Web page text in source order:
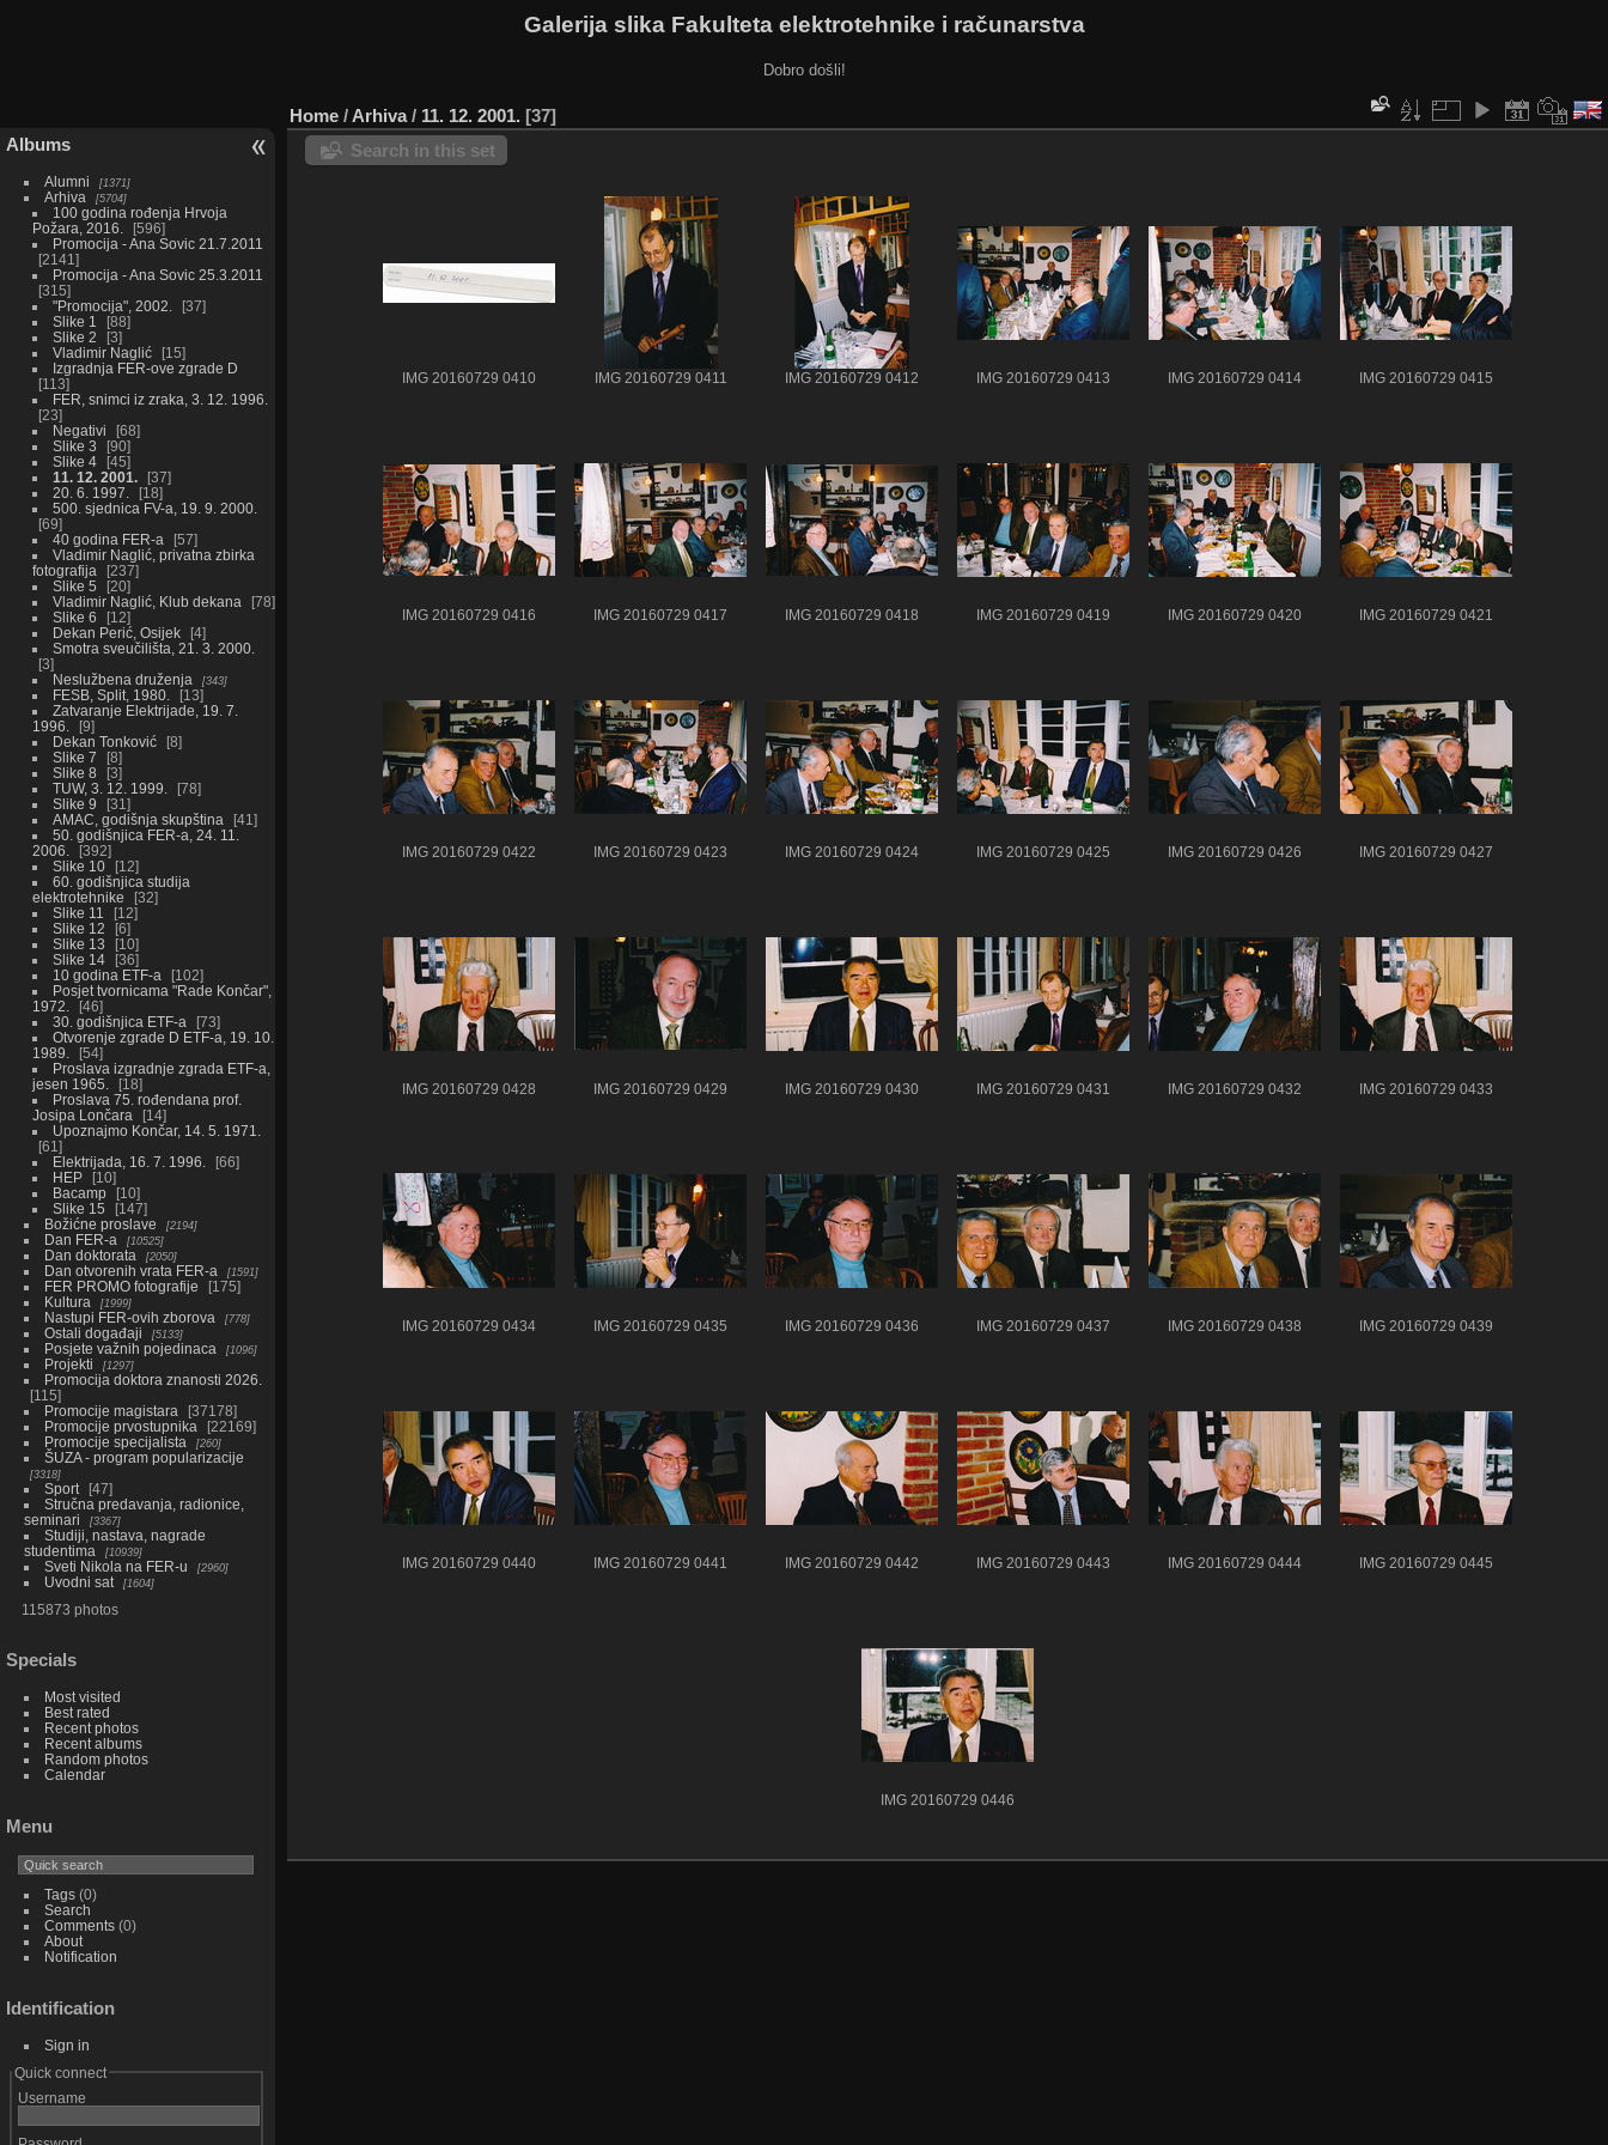
Galerija slika Fakulteta elektrotehnike i računarstva
Dobro došli!
Albums
Alumni 1371
Arhiva 5704
100 godina rođenja Hrvoja
Požara, 2016.
596
Promocija - Ana Sovic 21.7.2011
2141
Promocija - Ana Sovic 25.3.2011
315
"Promocija", 2002.
37
Slike 1
88
Slike 2
3
Vladimir Naglić
15
Izgradnja FER-ove zgrade D
113
FER, snimci iz zraka, 3. 12. 1996.
23
Negativi
68
Slike 3
90
Slike 4
45
11. 12. 2001.
37
20. 6. 1997.
18
500. sjednica FV-a, 19. 9. 2000.
69
40 godina FER-a
57
Vladimir Naglić, privatna zbirka
fotografija
237
Slike 5
20
Vladimir Naglić, Klub dekana
78
Slike 6
12
Dekan Perić, Osijek
4
Smotra sveučilišta, 21. 3. 2000.
3
Neslužbena druženja
343
FESB, Split, 1980.
13
Zatvaranje Elektrijade, 19. 7.
1996.
9
Dekan Tonković
8
Slike 7
8
Slike 8
3
TUW, 3. 12. 1999.
78
Slike 9
31
AMAC, godišnja skupština
41
50. godišnjica FER-a, 24. 11.
2006.
392
Slike 10
12
60. godišnjica studija
elektrotehnike
32
Slike 11
12
Slike 12
6
Slike 13
10
Slike 14
36
10 godina ETF-a
102
Posjet tvornicama "Rade Končar",
1972.
46
30. godišnjica ETF-a
73
Otvorenje zgrade D ETF-a, 19. 10.
1989.
54
Proslava izgradnje zgrada ETF-a,
jesen 1965.
18
Proslava 75. rođendana prof.
Josipa Lončara
14
Upoznajmo Končar, 14. 5. 1971.
61
Elektrijada, 16. 7. 1996.
66
HEP
10
Bacamp
10
Slike 15
147
Božićne proslave
2194
Dan FER-a 10525
Dan doktorata 2050
Dan otvorenih vrata FER-a 1591
FER PROMO fotografije
175
Kultura
1999
Nastupi FER-ovih zborova 778
Ostali događaji 5133
Posjete važnih pojedinaca 1096
Projekti 1297
Promocija doktora znanosti 2026.
115
Promocije magistara
37178
Promocije prvostupnika
22169
Promocije specijalista
260
ŠUZA - program popularizacije
3318
Sport
47
Stručna predavanja, radionice,
seminari
3367
Studiji, nastava, nagrade
studentima
10939
Sveti Nikola na FER-u 2960
Uvodni sat 1604
115873 photos
Specials
Most visited
Best rated
Recent photos
Recent albums
Random photos
Calendar
Menu
Tags(0)
Search
Comments(0)
About
Notification
Identification
Sign in
Quick connect
Username
Home / Arhiva/ 11. 12. 2001. 37
Search in this set
IMG 20160729 0410 IMG 20160729 0411 IMG 20160729 0412 IMG 20160729 0413 IMG 20160729 0414 IMG 20160729 0415
IMG 20160729 0416 IMG 20160729 0417 IMG 20160729 0418 IMG 20160729 0419 IMG 20160729 0420 IMG 20160729 0421
IMG 20160729 0422 IMG 20160729 0423 IMG 20160729 0424 IMG 20160729 0425 IMG 20160729 0426 IMG 20160729 0427
IMG 20160729 0428 IMG 20160729 0429 IMG 20160729 0430 IMG 20160729 0431 IMG 20160729 0432 IMG 20160729 0433
IMG 20160729 0434 IMG 20160729 0435 IMG 20160729 0436 IMG 20160729 0437 IMG 20160729 0438 IMG 20160729 0439
IMG 20160729 0440 IMG 20160729 0441 IMG 20160729 0442 IMG 20160729 0443 IMG 20160729 0444 IMG 20160729 0445
IMG 20160729 0446